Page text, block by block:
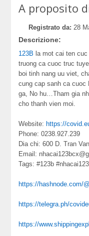
A proposito
Registrato da: 28
Descrizione:
123B la mot cai ten
truong ca cuoc truc
boi tinh nang uu viet,
cung cap sanh ca cuoc
ga, No hu…Tham gia
cho thanh vien moi.
Website: https://
Phone: 0238.927.239
Dia chi: 600 D. Tran
Email:
Tags: #123b
https://hashnode.com/
https://telegra.ph/
https://